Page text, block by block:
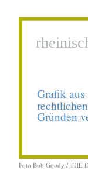
Foto Bob Goody / THE